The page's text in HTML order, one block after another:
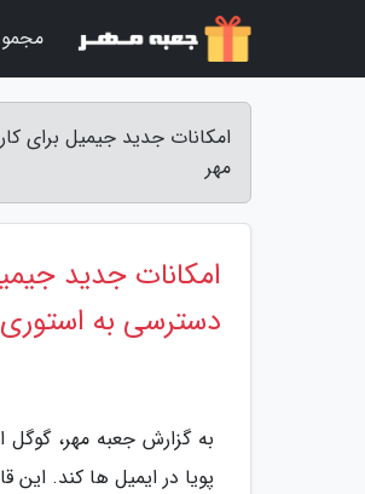
امکانات جدید جیمیل برای
مهر
امکانات جدید
دسترسی به
به گزارش جعبه مهر،
پویا در ایمیل ها کند. این